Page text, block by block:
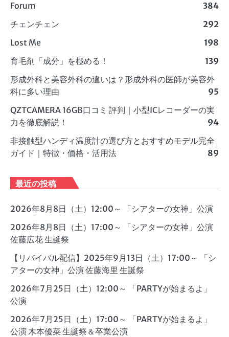
Forum
384
チェンチェン
292
Lost Me
198
育毛剤「成分」を極める！
139
形成外科と美容外科の違いは？形成外科の医師が美容外
科に多い理由
95
QZTCAMERA 16GB口コミ 評判｜小型ICレコーダーの実
力を徹底解説！
94
非接触型ハンディ温度計の選び方とおすすめモデル完全
ガイド｜特徴・価格・活用法
89
最近の投稿
2026年8月8日（土）12:00～ 「シアターの女神」公演
2026年8月8日（土）17:00～ 「シアターの女神」公演
佐藤広花 生誕祭
【リバイバル配信】2025年9月13日（土）17:00～ 「シ
アターの女神」公演 佐藤海里 生誕祭
2026年7月25日（土）12:00～ 「PARTYが始まるよ」
公演
2026年7月25日（土）17:00～ 「PARTYが始まるよ」
公演 木本優菜 生誕祭＆卒業公演